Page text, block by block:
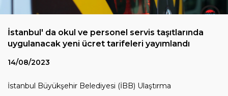
İstanbul' da okul ve personel servis taşıtlarında
uygulanacak yeni ücret tarifeleri yayımlandı
14/08/2023
İstanbul Büyükşehir Belediyesi (İBB) Ulaştırma